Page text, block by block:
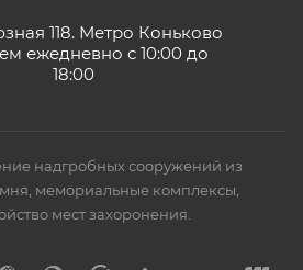
118. Метро Коньково
ежедневно с 10:00 до
18:00
надгробных сооружений из
мемориальные комплексы,
мест захоронения.